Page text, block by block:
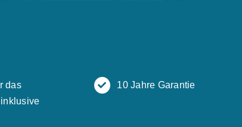
das
10 Jahre Garantie